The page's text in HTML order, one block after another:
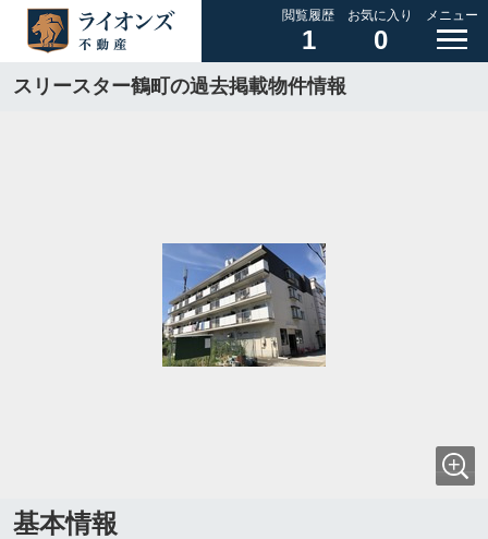
閲覧履歴
1
お気に入り
0
メニュー
スリースター鶴町の過去掲載物件情報
基本情報